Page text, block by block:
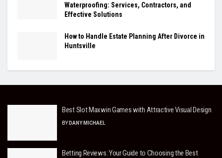
Waterproofing: Services, Contractors, and
Effective Solutions
How to Handle Estate Planning After Divorce in
Huntsville
Best Slot Maxwin Games with Attractive Visual Design
BY DANY MICHAEL
Betting Reviews: Your Guide to Choosing the Best